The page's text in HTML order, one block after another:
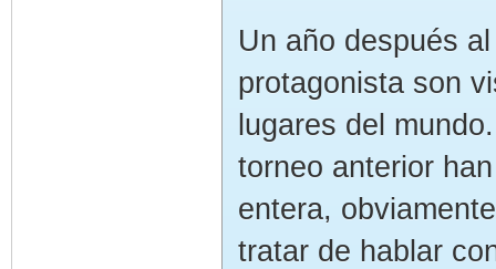
Un año después
protagonista son
lugares del
torneo anterior
entera,
tratar de hablar